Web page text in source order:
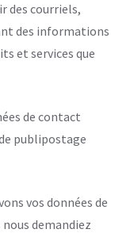
des courriels,
des informations
et services que
de contact
publipostage
vos données de
demandiez